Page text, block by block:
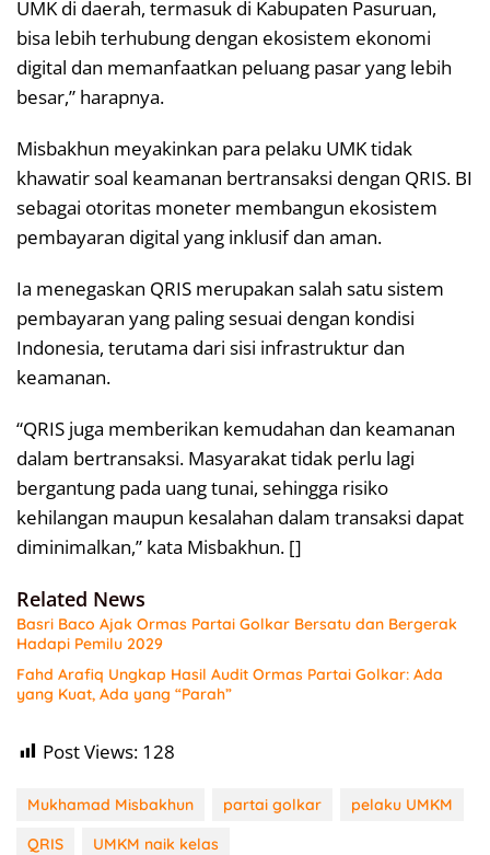
UMK di daerah, termasuk di Kabupaten Pasuruan,
bisa lebih terhubung dengan ekosistem ekonomi
digital dan memanfaatkan peluang pasar yang lebih
besar,” harapnya.
Misbakhun meyakinkan para pelaku UMK tidak
khawatir soal keamanan bertransaksi dengan QRIS. BI
sebagai otoritas moneter membangun ekosistem
pembayaran digital yang inklusif dan aman.
Ia menegaskan QRIS merupakan salah satu sistem
pembayaran yang paling sesuai dengan kondisi
Indonesia, terutama dari sisi infrastruktur dan
keamanan.
“QRIS juga memberikan kemudahan dan keamanan
dalam bertransaksi. Masyarakat tidak perlu lagi
bergantung pada uang tunai, sehingga risiko
kehilangan maupun kesalahan dalam transaksi dapat
diminimalkan,” kata Misbakhun. []
Related News
Basri Baco Ajak Ormas Partai Golkar Bersatu dan Bergerak
Hadapi Pemilu 2029
Fahd Arafiq Ungkap Hasil Audit Ormas Partai Golkar: Ada
yang Kuat, Ada yang “Parah”
Post Views: 128
Mukhamad Misbakhun partai golkar
pelaku UMKM
QRIS
UMKM naik kelas